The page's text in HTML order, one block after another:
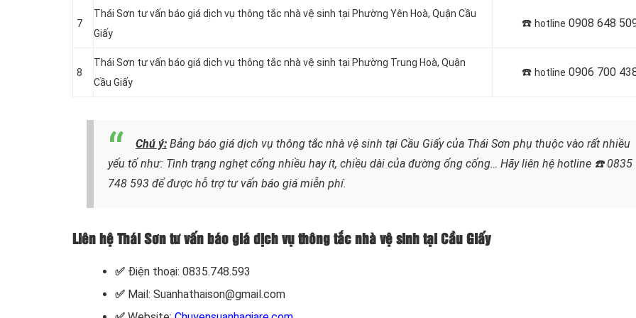
7
Thái Sơn tư vấn báo giá dịch vụ thông tắc nhà vệ sinh tại Phường Yên Hoà, Quận Cầu
Giấy
☎️ hotline 0908 648
8
Thái Sơn tư vấn báo giá dịch vụ thông tắc nhà vệ sinh tại Phường Trung Hoà, Quận
Cầu Giấy
☎️ hotline 0906 700
Chú ý: Bảng báo giá dịch vụ thông tắc nhà vệ sinh tại Cầu Giấy của Thái Sơn phụ thuộc vào rất nhiều
yếu tố như: Tình trạng nghẹt cống nhiều hay ít, chiều dài của đường ống cống… Hãy liên hệ hotline ☎️ 0835
748 593 để được hỗ trợ tư vấn báo giá miễn phí.
Liên hệ Thái Sơn tư vấn báo giá dịch vụ thông tắc nhà vệ sinh tại Cầu Giấy
✅ Điện thoại: 0835.748.593
✅ Mail: Suanhathaison@gmail.com